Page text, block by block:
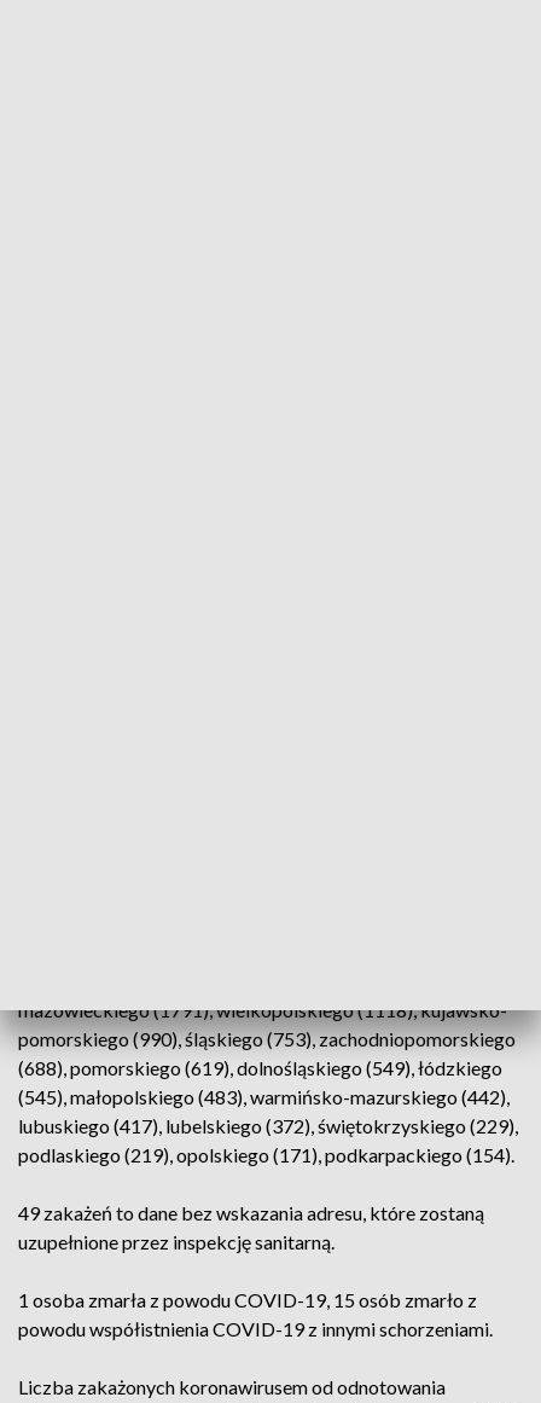
mazowieckiego (1791), wielkopolskiego (1118), kujawsko-
pomorskiego (990), śląskiego (753), zachodniopomorskiego
(688), pomorskiego (619), dolnośląskiego (549), łódzkiego
(545), małopolskiego (483), warmińsko-mazurskiego (442),
lubuskiego (417), lubelskiego (372), świętokrzyskiego (229),
podlaskiego (219), opolskiego (171), podkarpackiego (154).
49 zakażeń to dane bez wskazania adresu, które zostaną
uzupełnione przez inspekcję sanitarną.
1 osoba zmarła z powodu COVID-19, 15 osób zmarło z
powodu współistnienia COVID-19 z innymi schorzeniami.
Liczba zakażonych koronawirusem od odnotowania